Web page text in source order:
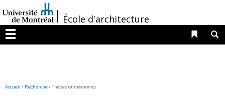
au
contenu
/École d'architecture
Menu
Liens
Accueil / Recherche/Thèses et mémoires